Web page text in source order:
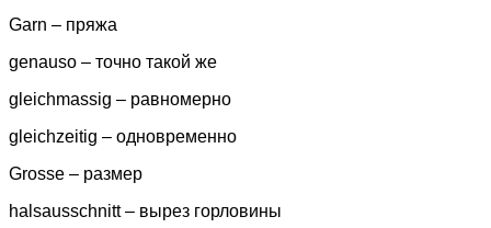
Garn – пряжа
genauso – точно такой же
gleichmassig – равномерно
gleichzeitig – одновременно
Grosse – размер
halsausschnitt – вырез горловины